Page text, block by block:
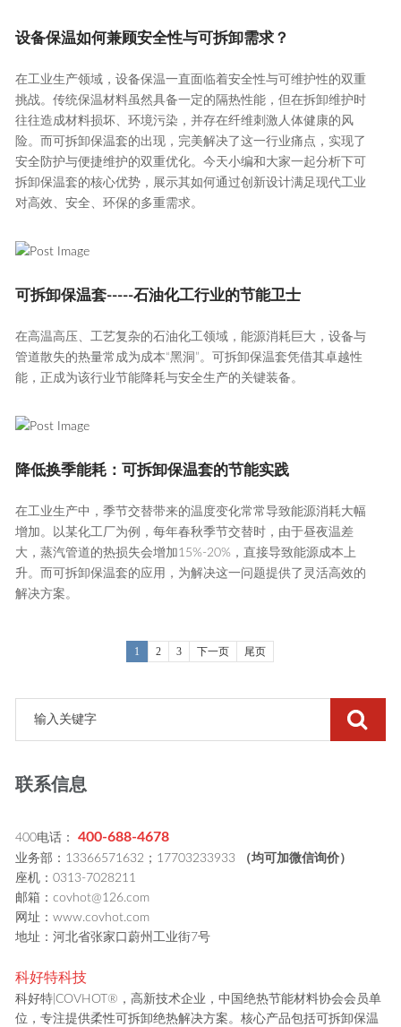
设备保温如何兼顾安全性与可拆卸需求？
在工业生产领域，设备保温一直面临着安全性与可维护性的双重
挑战。传统保温材料虽然具备一定的隔热性能，但在拆卸维护时
往往造成材料损坏、环境污染，并存在纤维刺激人体健康的风
险。而可拆卸保温套的出现，完美解决了这一行业痛点，实现了
安全防护与便捷维护的双重优化。今天小编和大家一起分析下可
拆卸保温套的核心优势，展示其如何通过创新设计满足现代工业
对高效、安全、环保的多重需求。
可拆卸保温套-----石油化工行业的节能卫士
在高温高压、工艺复杂的石油化工领域，能源消耗巨大，设备与
管道散失的热量常成为成本“黑洞”。可拆卸保温套凭借其卓越性
能，正成为该行业节能降耗与安全生产的关键装备。
降低换季能耗：可拆卸保温套的节能实践
在工业生产中，季节交替带来的温度变化常常导致能源消耗大幅
增加。以某化工厂为例，每年春秋季节交替时，由于昼夜温差
大，蒸汽管道的热损失会增加15%-20%，直接导致能源成本上
升。而可拆卸保温套的应用，为解决这一问题提供了灵活高效的
解决方案。
1 2 3 下一页 尾页
联系信息
400电话： 400-688-4678
业务部：13366571632；17703233933
（均可加微信询价）
座机：0313-7028211
邮箱：covhot@126.com
网址：www.covhot.com
地址：河北省张家口蔚州工业街7号
科好特科技
科好特|COVHOT®，高新技术企业，中国绝热节能材料协会会员单
位，专注提供柔性可拆卸绝热解决方案。核心产品包括可拆卸保温